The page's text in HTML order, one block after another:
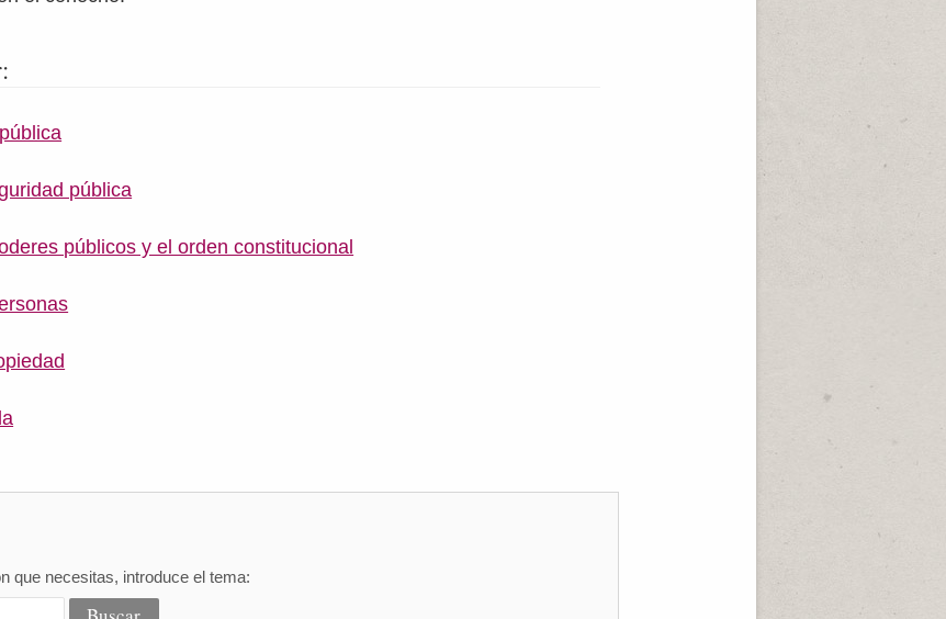
pública
públicos y el orden constitucional
que necesitas, introduce el tema: